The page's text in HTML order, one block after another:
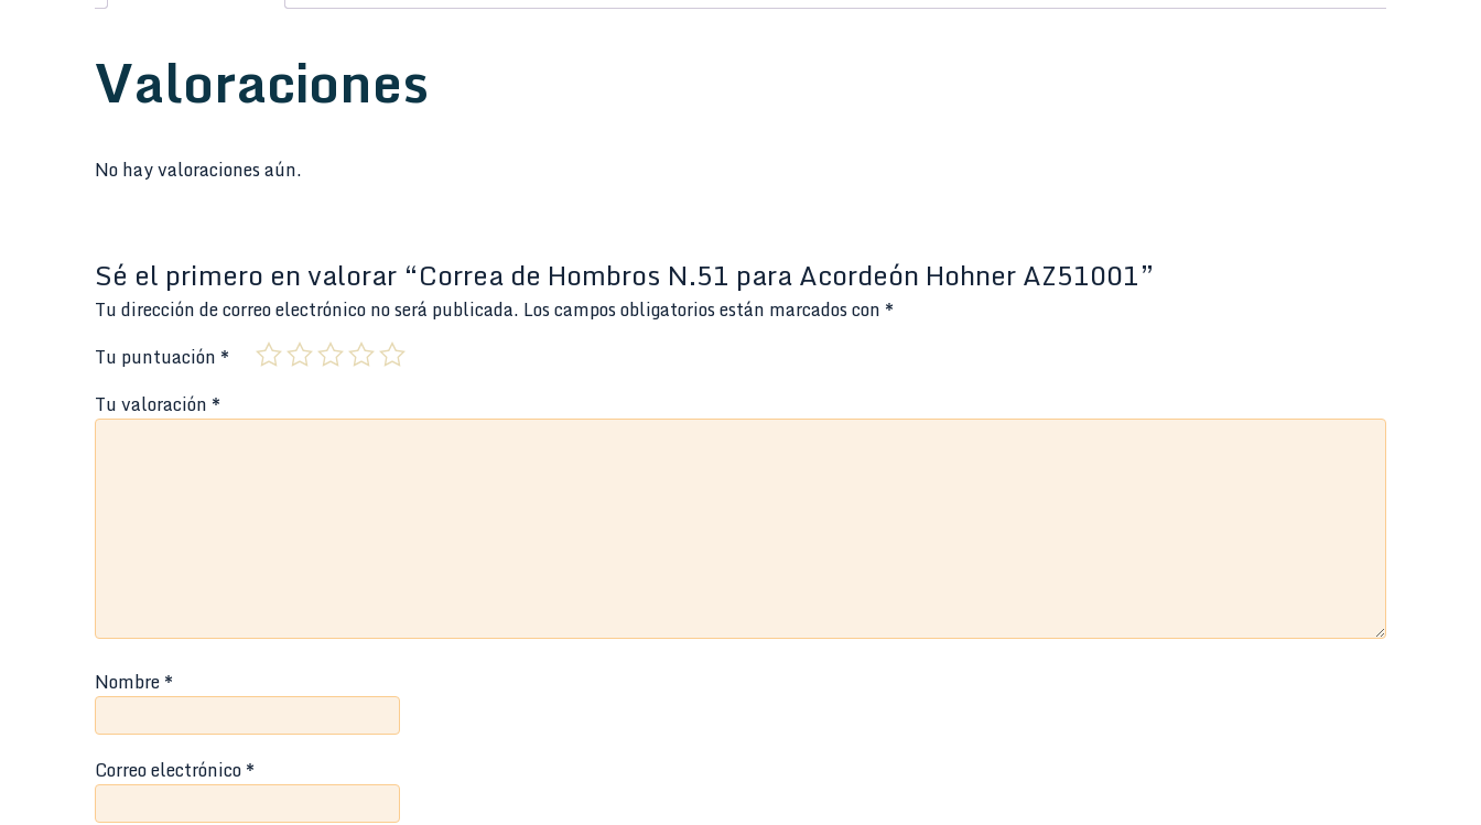
Valoraciones
No hay valoraciones aún.
Sé el primero en valorar “Correa de Hombros N.51 para Acordeón Hohner AZ51001”
Tu dirección de correo electrónico no será publicada. Los campos obligatorios están marcados con *
Tu puntuación *
Tu valoración *
Nombre*
Correo electrónico*